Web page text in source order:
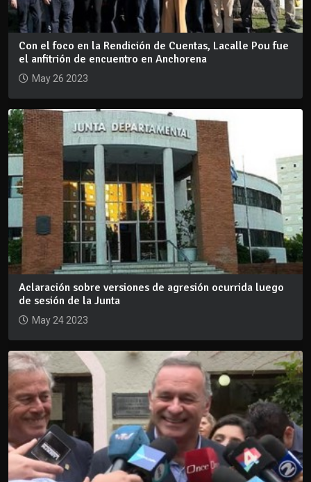
Con el foco en la Rendición de Cuentas, Lacalle Pou fue
el anfitrión de encuentro en Anchorena
May 26 2023
Aclaración sobre versiones de agresión ocurrida luego
de sesión de la Junta
May 24 2023